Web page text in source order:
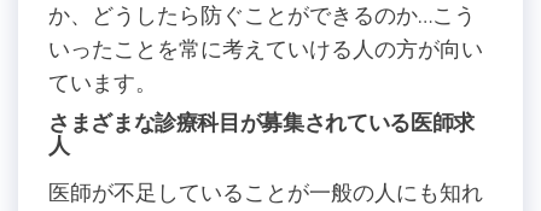
か、どうしたら防ぐことができるのか…こう
いったことを常に考えていける人の方が向い
ています。
さまざまな診療科目が募集されている医師求
人
医師が不足していることが一般の人にも知れ